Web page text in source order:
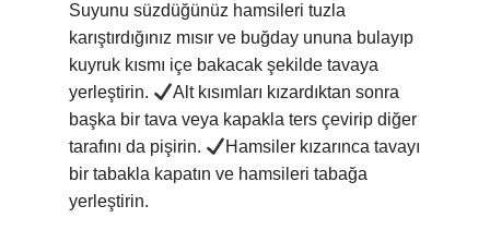
Suyunu süzdüğünüz hamsileri tuzla
karıştırdığınız mısır ve buğday ununa bulayıp
kuyruk kısmı içe bakacak şekilde tavaya
yerleştirin.
Alt kısımları kızardıktan sonra
başka bir tava veya kapakla ters çevirip diğer
tarafını da pişirin.
Hamsiler kızarınca tavayı
bir tabakla kapatın ve hamsileri tabağa
yerleştirin.